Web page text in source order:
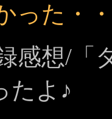
った・
感想/「
たよ♪